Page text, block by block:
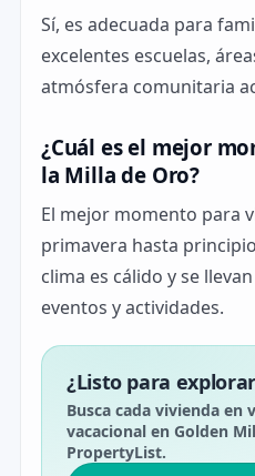
Sí, es adecuada para
excelentes escuelas,
atmósfera comunitaria
¿Cuál es el mejor
la Milla de Oro?
El mejor momento para
primavera hasta
clima es cálido y se
eventos y actividades.
¿Listo para
Busca cada vivienda en
vacacional en Golden
PropertyList.